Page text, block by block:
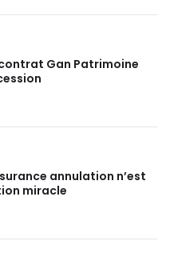
Gan Patrimoine
annulation n’est
miracle